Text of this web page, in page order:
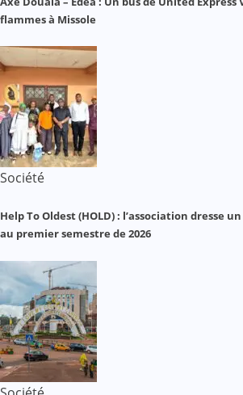
flammes à Missole
Société
Help To Oldest (HOLD) : l’association dresse
au premier semestre de 2026